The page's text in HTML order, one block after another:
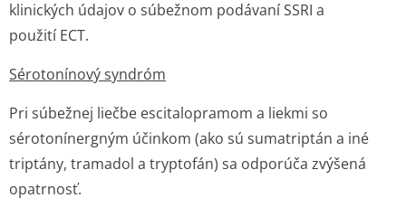
klinických údajov o súbežnom podávaní SSRI a
použití ECT.
Sérotonínový syndróm
Pri súbežnej liečbe escitalopramom a liekmi so
sérotonínergným účinkom (ako sú sumatriptán a iné
triptány, tramadol a tryptofán) sa odporúča zvýšená
opatrnosť.